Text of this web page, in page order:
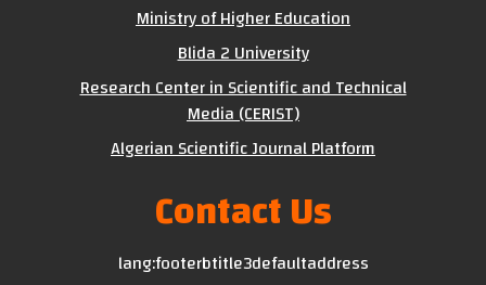
Ministry of Higher Education
Blida 2 University
Research Center in Scientific and Technical
Media (CERIST)
Algerian Scientific Journal Platform
Contact Us
lang:footerbtitle3defaultaddress